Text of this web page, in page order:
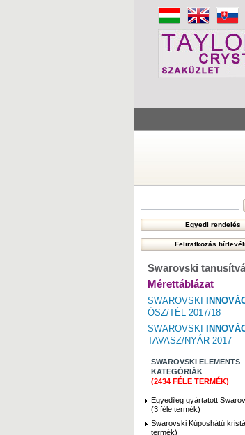
Swarovski
Mérettáblázat
SWAROVSKI
ŐSZ/TÉL 2017/18
SWAROVSKI
TAVASZ/NYÁR 2017
SWAROVSKI ELEMENTS
KATEGÓRIÁK
(2434 FÉLE TERMÉK)
Egyedileg gyártatott
(3 féle termék)
Swarovski Kúposhátú
termék)